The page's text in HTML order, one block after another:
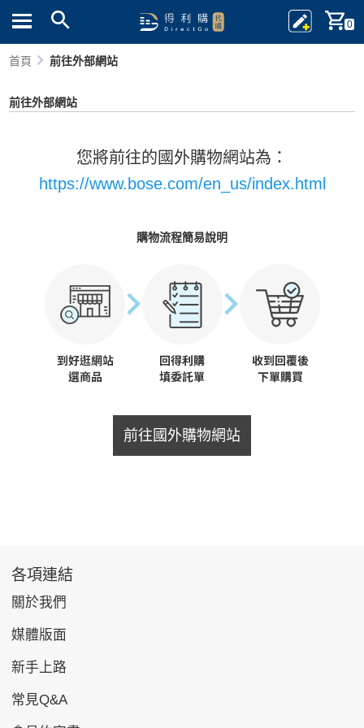
0
首頁 前往外部網站
前往外部網站
您將前往的國外購物網站為：
https://www.bose.com/en_us/index.html
購物流程簡易說明
前往國外購物網站
各項連結
關於我們
媒體版面
新手上路
常見Q&A